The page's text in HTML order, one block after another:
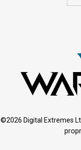
©2026 Digital Extremes